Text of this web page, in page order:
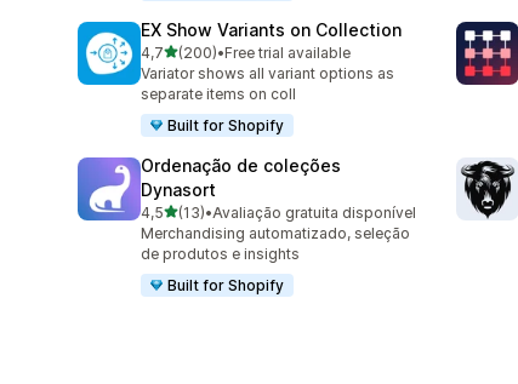
EX Show Variants on Collection
4,7de 5 estrelas
(200)
200 total de avaliações
•Free trial available
Variator shows all variant options as
separate items on coll
Built for Shopify
Ordenação de coleções
Dynasort
4,5de 5 estrelas
(13)
13 total de avaliações
•Avaliação gratuita disponível
Merchandising automatizado, seleção
de produtos e insights
Built for Shopify